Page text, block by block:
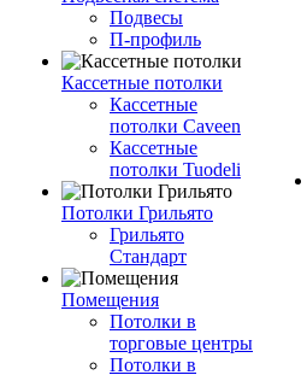
Подвесы
П-профиль
Кассетные потолки
Кассетные
потолки Caveen
Кассетные
потолки Tuodeli
Потолки Грильято
Грильято
Стандарт
Помещения
Потолки в
торговые центры
Потолки в